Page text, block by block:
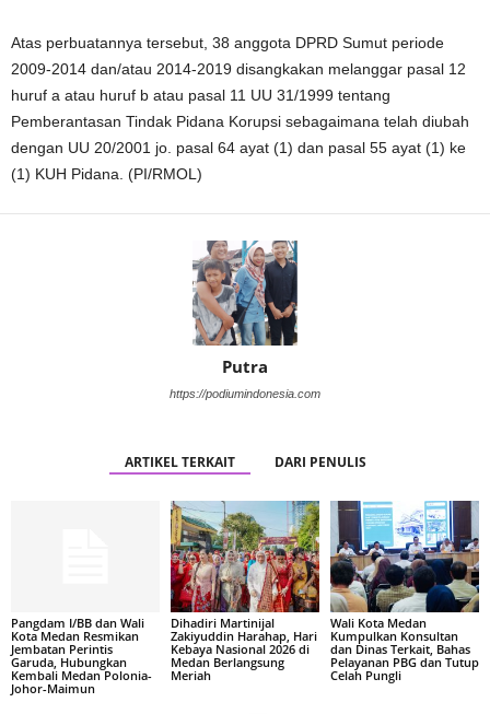
Atas perbuatannya tersebut, 38 anggota DPRD Sumut periode
2009-2014 dan/atau 2014-2019 disangkakan melanggar pasal 12
huruf a atau huruf b atau pasal 11 UU 31/1999 tentang
Pemberantasan Tindak Pidana Korupsi sebagaimana telah diubah
dengan UU 20/2001 jo. pasal 64 ayat (1) dan pasal 55 ayat (1) ke
(1) KUH Pidana. (PI/RMOL)
Putra
https://podiumindonesia.com
ARTIKEL TERKAIT DARI PENULIS
Pangdam I/BB dan Wali
Kota Medan Resmikan
Jembatan Perintis
Garuda, Hubungkan
Kembali Medan Polonia-
Johor-Maimun
Dihadiri Martinijal
Zakiyuddin Harahap, Hari
Kebaya Nasional 2026 di
Medan Berlangsung
Meriah
Wali Kota Medan
Kumpulkan Konsultan
dan Dinas Terkait, Bahas
Pelayanan PBG dan Tutup
Celah Pungli